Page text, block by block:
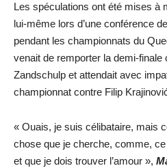
Les spéculations ont été mises à
lui-même lors d’une conférence
pendant les championnats du
venait de remporter la demi-finale
Zandschulp et attendait avec
championnat contre Filip
« Ouais, je suis célibataire, mais
chose que je cherche, comme,
et que je dois trouver l’amour »,